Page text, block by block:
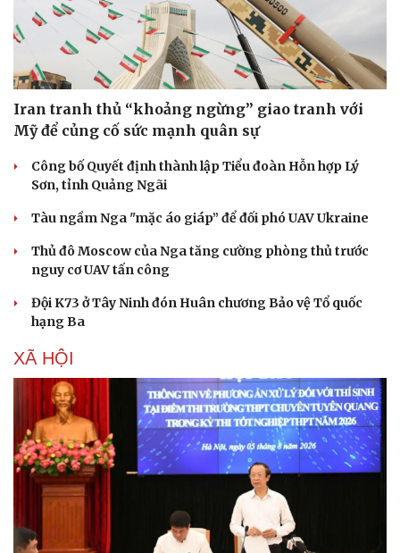
Iran tranh thủ “khoảng ngừng” giao tranh với
Mỹ để củng cố sức mạnh quân sự
Công bố Quyết định thành lập Tiểu đoàn Hỗn hợp Lý
Sơn, tỉnh Quảng Ngãi
Tàu ngầm Nga "mặc áo giáp” để đối phó UAV Ukraine
Thủ đô Moscow của Nga tăng cường phòng thủ trước
nguy cơ UAV tấn công
Đội K73 ở Tây Ninh đón Huân chương Bảo vệ Tổ quốc
hạng Ba
XÃ HỘI